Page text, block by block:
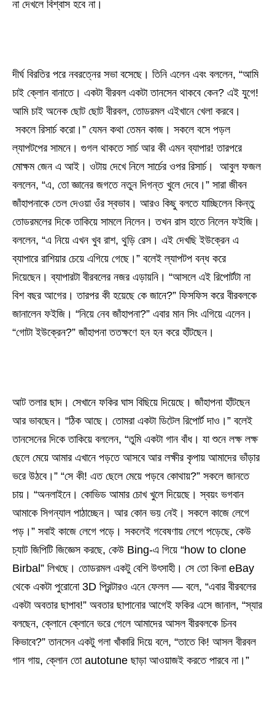
না দেখলে বিশ্বাস হবে না।
দীর্ঘ বিরতির পরে নবরত্নের সভা বসেছে। তিনি এলেন এবং বললেন, “আমি
চাই ক্লোন বানাতে। একটা বীরবল একটা তানসেন থাকবে কেন? এই যুগে!
আমি চাই অনেক ছোট ছোট বীরবল, তোডরমল এইখানে খেলা করবে।
সকলে রিসার্চ করো।” যেমন কথা তেমন কাজ। সকলে বসে পড়ল
ল্যাপটপের সামনে। গুগল থাকতে সার্চ আর কী এমন ব্যাপার! তারপরে
মোক্ষম জেন এ আই। ওটায় দেখে নিলে সার্চের ওপর রিসার্চ। আবুল ফজল
বললেন, “এ, তো জ্ঞানের জগতে নতুন দিগন্ত খুলে দেবে।” সারা জীবন
জাঁহাপনাকে তেল দেওয়া ওঁর স্বভাব। আরও কিছু বলতে যাচ্ছিলেন কিন্তু
তোডরমলের দিকে তাকিয়ে সামলে নিলেন। তখন রাস হাতে নিলেন ফইজি।
বললেন, “এ নিয়ে এখন খুব রাশ, থুড়ি রেস। এই দেখছি ইউক্রেন এ
ব্যাপারে রাশিয়ার চেয়ে এগিয়ে গেছে।” বলেই ল্যাপটপ বন্ধ করে
দিয়েছেন। ব্যাপারটা বীরবলের নজর এড়ায়নি। “আসলে এই রিপোর্টটা না
বিশ বছর আগের। তারপর কী হয়েছে কে জানে?” ফিসফিস করে বীরবলকে
জানালেন ফইজি। “নিয়ে নেব জাঁহাপনা?” এবার মান সিং এগিয়ে এলেন।
“গোটা ইউক্রেন?” জাঁহাপনা ততক্ষণে হন হন করে হাঁটছেন।
আট তলার ছাদ। সেখানে ফকির ঘাস বিছিয়ে দিয়েছে। জাঁহাপনা হাঁটছেন
আর ভাবছেন। “ঠিক আছে। তোমরা একটা ডিটেল রিপোর্ট দাও।” বলেই
তানসেনের দিকে তাকিয়ে বললেন, “তুমি একটা গান বাঁধ। যা শুনে লক্ষ লক্ষ
ছেলে মেয়ে আমার এখানে পড়তে আসবে আর লক্ষীর কৃপায় আমাদের ভাঁড়ার
ভরে উঠবে।” “সে কী! এত ছেলে মেয়ে পড়বে কোথায়?” সকলে জানতে
চায়। “অনলাইনে। কোভিড আমার চোখ খুলে দিয়েছে। স্বয়ং ভগবান
আমাকে সিগন্যাল পাঠাচ্ছেন। আর কোন ভয় নেই। সকলে কাজে লেগে
পড়।” সবাই কাজে লেগে পড়ে। সকলেই গবেষণায় লেগে পড়েছে, কেউ
চ্যাট জিপিটি জিজ্ঞেস করছে, কেউ Bing-এ গিয়ে “how to clone
Birbal” লিখছে। তোডরমল একটু বেশি উৎসাহী। সে তো কিনা eBay
থেকে একটা পুরোনো 3D প্রিন্টারও এনে ফেলল — বলে, “এবার বীরবলের
একটা অবতার ছাপাব!” অবতার ছাপানোর আগেই ফকির এসে জানাল, “স্যার
বলছেন, ক্লোনে ক্লোনে ভরে গেলে আমাদের আসল বীরবলকে চিনব
কিভাবে?” তানসেন একটু গলা খাঁকারি দিয়ে বলে, “তাতে কি! আসল বীরবল
গান গায়, ক্লোন তো autotune ছাড়া আওয়াজই করতে পারবে না।”